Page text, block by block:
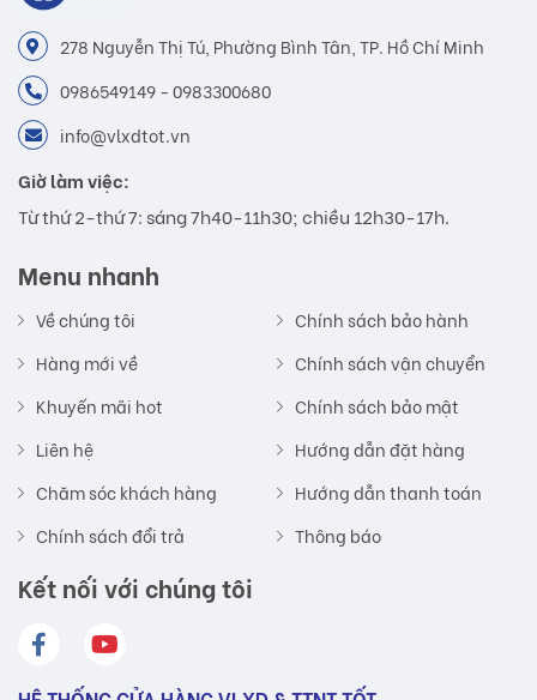
278 Nguyễn Thị Tú, Phường Bình Tân, TP. Hồ Chí Minh
0986549149 - 0983300680
info@vlxdtot.vn
Giờ làm việc:
Từ thứ 2-thứ 7: sáng 7h40-11h30; chiều 12h30-17h.
Menu nhanh
Về chúng tôi
Hàng mới về
Khuyến mãi hot
Liên hệ
Chăm sóc khách hàng
Chính sách đổi trả
Chính sách bảo hành
Chính sách vận chuyển
Chính sách bảo mật
Hướng dẫn đặt hàng
Hướng dẫn thanh toán
Thông báo
Kết nối với chúng tôi